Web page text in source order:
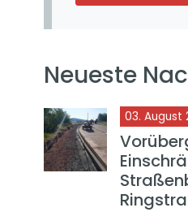
Neueste
03. August